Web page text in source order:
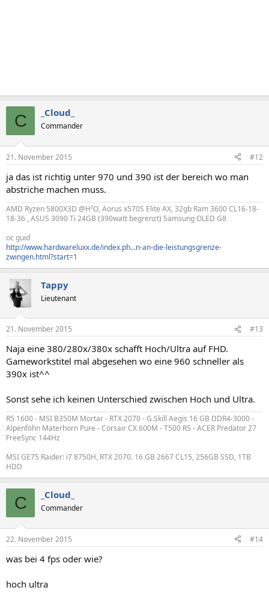
C _Cloud_
Commander
21. November 2015 #12
ja das ist richtig unter 970 und 390 ist der bereich wo man
abstriche machen muss.
AMD Ryzen 5800X3D @H²O, Aorus x570S Elite AX, 32gb Ram 3600 CL16-18-
18-36 , ASUS 3090 Ti 24GB (390watt begrenzt) Samsung OLED G8
oc guid
http://www.hardwareluxx.de/index.ph...n-an-die-leistungsgrenze-
zwingen.html?start=1
Tappy
Lieutenant
21. November 2015 #13
Naja eine 380/280x/380x schafft Hoch/Ultra auf FHD.
Gameworkstitel mal abgesehen wo eine 960 schneller als
390x ist^^
Sonst sehe ich keinen Unterschied zwischen Hoch und Ultra.
R5 1600 - MSI B350M Mortar - RTX 2070 - G.Skill Aegis 16 GB DDR4-3000 -
Alpenföhn Materhorn Pure - Corsair CX 600M - T500 RS - ACER Predator 27
FreeSync 144Hz
MSI GE75 Raider: i7 8750H, RTX 2070. 16 GB 2667 CL15, 256GB SSD, 1TB
HDD
C _Cloud_
Commander
22. November 2015 #14
was bei 4 fps oder wie?
hoch ultra